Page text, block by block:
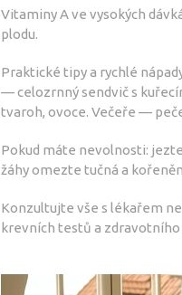
Vitaminy A ve vysokých
plodu.
Praktické tipy a rychlé
— celozrnný sendvič s
tvaroh, ovoce. Večeře —
Pokud máte nevolnosti:
žáhy omezte tučná a
Konzultujte vše s lékařem
krevních testů a